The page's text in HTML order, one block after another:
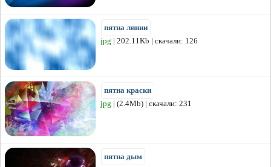
пятна линии
jpg | 202.11Kb | скачали: 126
пятна краски
jpg | (2.4Mb) | скачали: 231
пятна дым